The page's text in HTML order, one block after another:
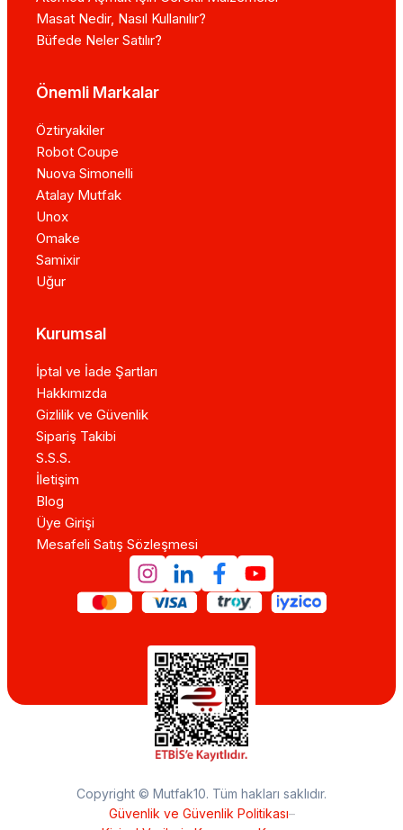
Masat Nedir, Nasıl Kullanılır?
Büfede Neler Satılır?
Önemli Markalar
Öztiryakiler
Robot Coupe
Nuova Simonelli
Atalay Mutfak
Unox
Omake
Samixir
Uğur
Kurumsal
İptal ve İade Şartları
Hakkımızda
Gizlilik ve Güvenlik
Sipariş Takibi
S.S.S.
İletişim
Blog
Üye Girişi
Mesafeli Satış Sözleşmesi
Copyright © Mutfak10. Tüm hakları saklıdır.
Güvenlik ve Güvenlik Politikası–